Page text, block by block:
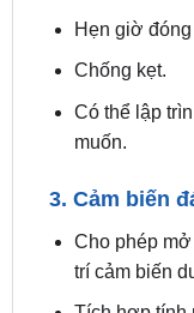
muốn.
3. Cảm biến
trí cảm biến
Tích hợp tính
khi có khóa